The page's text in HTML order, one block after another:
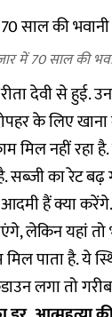
में 70 साल की
देवी से हुई.
के लिए
मिल नहीं रहा
का रेट बढ़
हैं क्या
लेकिन यहां
मिल पाता है. ये
लगा तो